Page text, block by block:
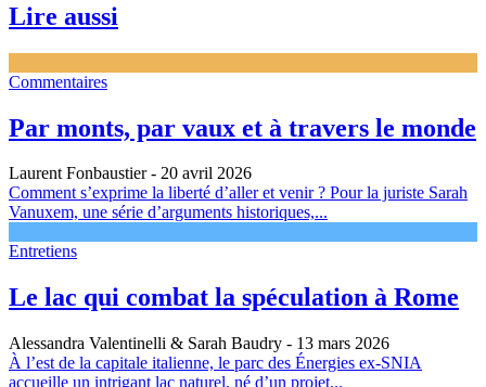
Lire aussi
Commentaires
Par monts, par vaux et à travers le monde
Laurent Fonbaustier- 20 avril 2026
Comment s’exprime la liberté d’aller et venir ? Pour la juriste Sarah
Vanuxem, une série d’arguments historiques,...
Entretiens
Le lac qui combat la spéculation à Rome
Alessandra Valentinelli & Sarah Baudry - 13 mars 2026
À l’est de la capitale italienne, le parc des Énergies ex-SNIA
accueille un intrigant lac naturel, né d’un projet...